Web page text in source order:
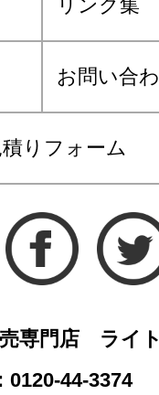
リンク集
お問い合
りフォーム
売専門店 ライ
0120-44-3374